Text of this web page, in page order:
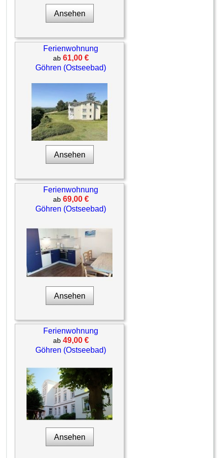
Ansehen
Ferienwohnung
ab 61,00 €
Göhren (Ostseebad)
Ansehen
Ferienwohnung
ab 69,00 €
Göhren (Ostseebad)
Ansehen
Ferienwohnung
ab 49,00 €
Göhren (Ostseebad)
Ansehen